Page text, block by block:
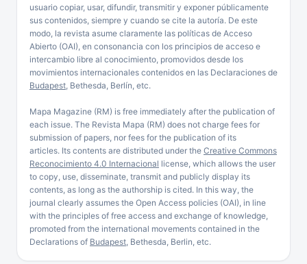
usuario copiar, usar, difundir, transmitir y exponer públicamente
sus contenidos, siempre y cuando se cite la autoría. De este
modo, la revista asume claramente las políticas de Acceso
Abierto (OAI), en consonancia con los principios de acceso e
intercambio libre al conocimiento, promovidos desde los
movimientos internacionales contenidos en las Declaraciones de
Budapest, Bethesda, Berlín, etc.
Mapa Magazine (RM) is free immediately after the publication of
each issue. The Revista Mapa (RM) does not charge fees for
submission of papers, nor fees for the publication of its
articles. Its contents are distributed under the Creative Commons
Reconocimiento 4.0 Internacional license, which allows the user
to copy, use, disseminate, transmit and publicly display its
contents, as long as the authorship is cited. In this way, the
journal clearly assumes the Open Access policies (OAI), in line
with the principles of free access and exchange of knowledge,
promoted from the international movements contained in the
Declarations of Budapest, Bethesda, Berlin, etc.